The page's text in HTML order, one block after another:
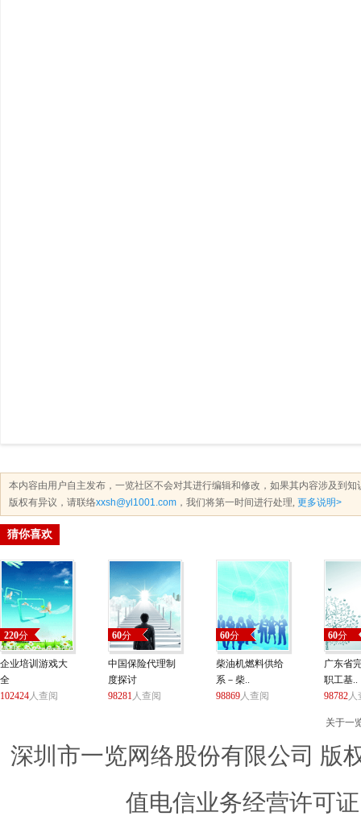
本内容由用户自主发布，一览社区不会对其进行编辑和修改，如果其内容涉及到
版权有异议，请联络xxsh@yl1001.com ，我们将第一时间进行处理, 更多说明>
猜你喜欢
220分
企业培训游戏大
全
102424人查阅
60分
中国保险代理制
度探讨
98281人查阅
60分
柴油机燃料供给
系－柴..
98869人查阅
60分
广东省
职工基..
98782人
关于一
深圳市一览网络股份有限公司 版
值电信业务经营许可